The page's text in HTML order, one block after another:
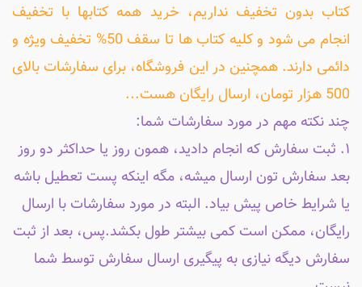
کتاب بدون تخفیف نداریم، خرید همه کتابها با تخفیف
انجام می شود و کلیه کتاب ها تا سقف 50% تخفیف ویژه و
دائمی دارند. همچنین در این فروشگاه، برای سفارشات بالای
500 هزار تومان، ارسال رایگان هست...
چند نکته مهم در مورد سفارشات شما:
۱. ثبت سفارش که انجام دادید، همون روز یا حداکثر دو روز
بعد سفارش تون ارسال میشه، مگه اینکه پست تعطیل باشه
یا شرایط خاص پیش بیاد. البته در مورد سفارشات با ارسال
رایگان، ممکن است کمی بیشتر طول بکشد.پس، بعد از ثبت
سفارش دیگه نیازی به پیگیری ارسال سفارش توسط شما